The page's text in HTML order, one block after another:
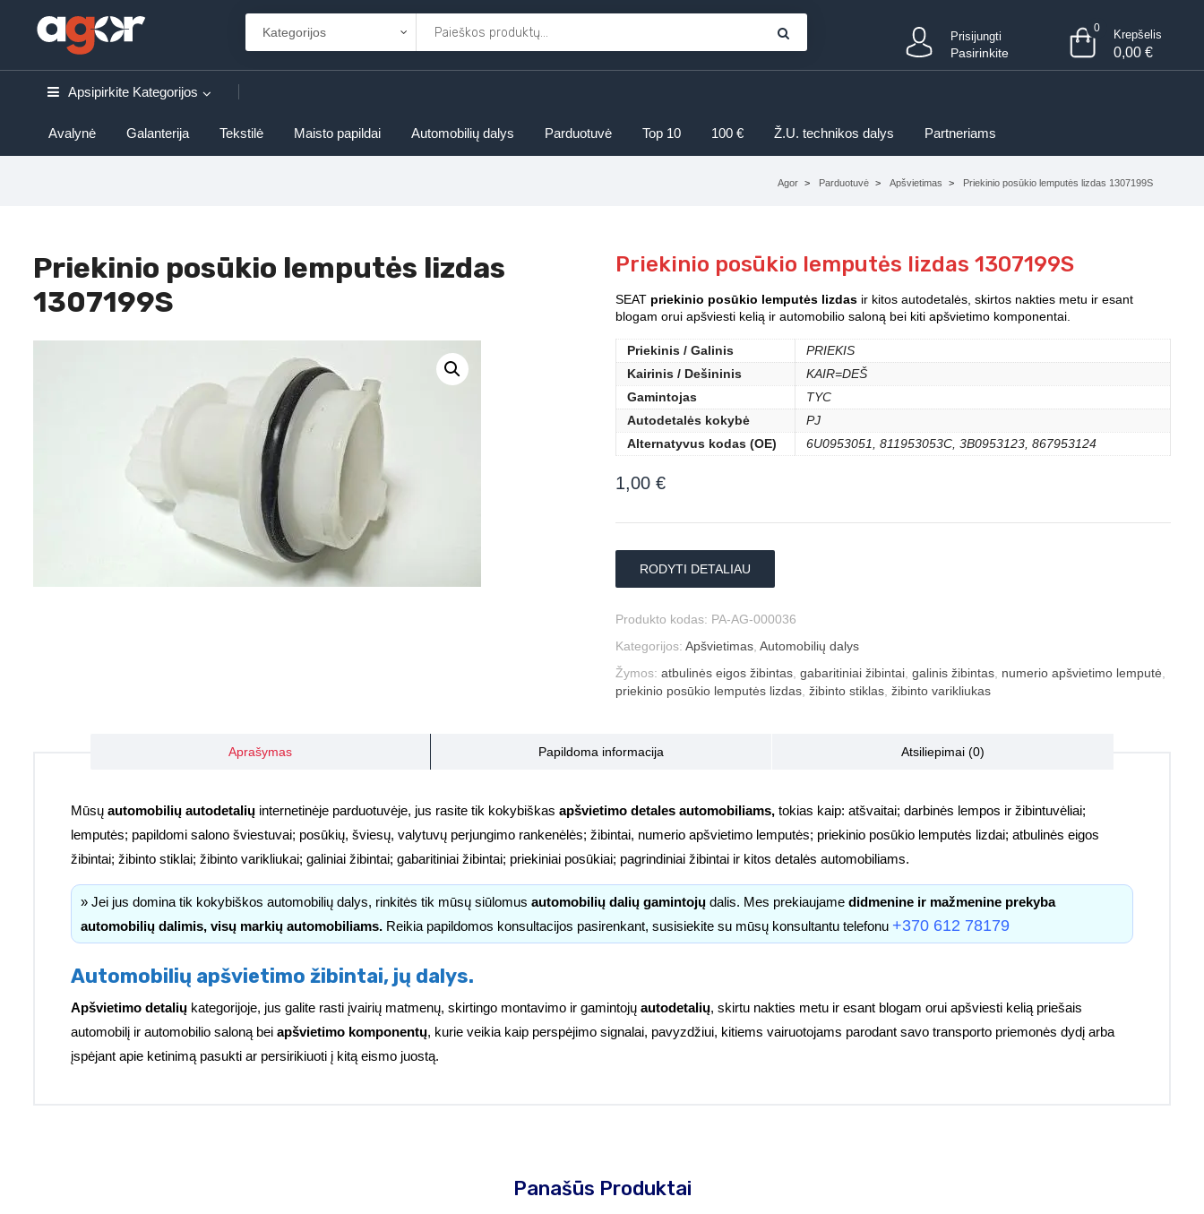
Prisijungti
Pasirinkite
0 Krepšelis
0,00 €
Apsipirkite Kategorijos
Avalynė Galanterija Tekstilė Maisto papildai Automobilių dalys Parduotuvė Top 10 100 € Ž.U. technikos dalys Partneriams
Agor Parduotuvė Apšvietimas Priekinio posūkio lemputės lizdas 1307199S
Priekinio posūkio lemputės lizdas
1307199S
Priekinio posūkio lemputės lizdas 1307199S
SEAT priekinio posūkio lemputės lizdas ir kitos autodetalės, skirtos nakties metu ir esant
blogam orui apšviesti kelią ir automobilio saloną bei kiti apšvietimo komponentai.
Priekinis / Galinis
PRIEKIS
Kairinis / Dešininis
KAIR=DEŠ
Gamintojas
TYC
Autodetalės kokybė
PJ
Alternatyvus kodas (OE)
6U0953051, 811953053C, 3B0953123, 867953124
1,00 €
RODYTI DETALIAU
Produkto kodas: PA-AG-000036
Kategorijos: Apšvietimas Automobilių dalys
Žymos: atbulinės eigos žibintas gabaritiniai žibintai galinis žibintas numerio apšvietimo lemputė
priekinio posūkio lemputės lizdas žibinto stiklas žibinto varikliukas
Aprašymas Papildoma informacija Atsiliepimai (0)
Mūsų automobilių autodetalių internetinėje parduotuvėje, jus rasite tik kokybiškas apšvietimo detales automobiliams, tokias kaip: atšvaitai; darbinės lempos ir žibintuvėliai;
lemputės; papildomi salono šviestuvai; posūkių, šviesų, valytuvų perjungimo rankenėlės; žibintai, numerio apšvietimo lemputės; priekinio posūkio lemputės lizdai; atbulinės eigos
žibintai; žibinto stiklai; žibinto varikliukai; galiniai žibintai; gabaritiniai žibintai; priekiniai posūkiai; pagrindiniai žibintai ir kitos detalės automobiliams.
» Jei jus domina tik kokybiškos automobilių dalys, rinkitės tik mūsų siūlomus automobilių dalių gamintojų dalis. Mes prekiaujame didmenine ir mažmenine prekyba
automobilių dalimis, visų markių automobiliams. Reikia papildomos konsultacijos pasirenkant, susisiekite su mūsų konsultantu telefonu +370 612 78179
Automobilių apšvietimo žibintai, jų dalys.
Apšvietimo detalių kategorijoje, jus galite rasti įvairių matmenų, skirtingo montavimo ir gamintojų autodetalių, skirtu nakties metu ir esant blogam orui apšviesti kelią priešais
automobilį ir automobilio saloną bei apšvietimo komponentų, kurie veikia kaip perspėjimo signalai, pavyzdžiui, kitiems vairuotojams parodant savo transporto priemonės dydį arba
įspėjant apie ketinimą pasukti ar persirikiuoti į kitą eismo juostą.
Panašūs Produktai